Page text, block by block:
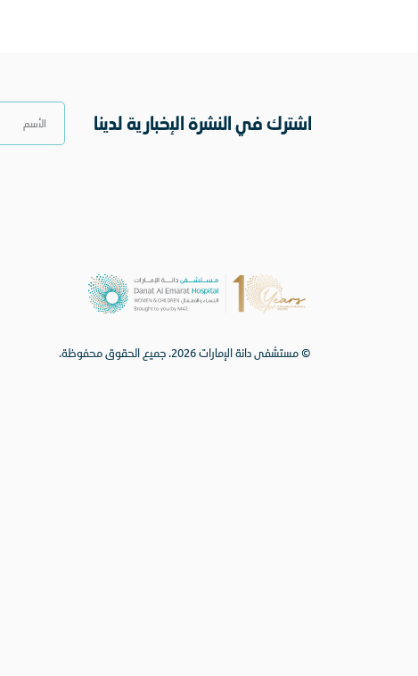
اشترك في النشرة الإخبارية لدينا
© مستشفى دانة الإمارات 2026. جميع الحقوق محفوظة.